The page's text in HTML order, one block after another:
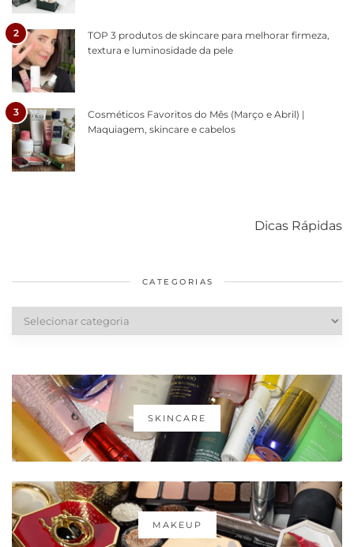
2
TOP 3 produtos de skincare para melhorar firmeza,
textura e luminosidade da pele
3
Cosméticos Favoritos do Mês (Março e Abril) |
Maquiagem, skincare e cabelos
Dicas Rápidas
diários
cabelos
CATEGORIAS
Categorias
SKINCARE
MAKEUP